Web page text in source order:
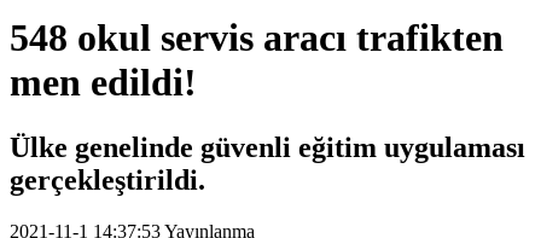
548 okul servis aracı trafikten
men edildi!
Ülke genelinde güvenli eğitim uygulaması
gerçekleştirildi.
2021-11-1 14:37:53Yayınlanma